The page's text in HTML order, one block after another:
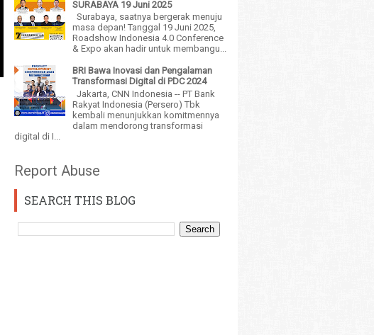
SURABAYA 19 Juni 2025
Surabaya, saatnya bergerak menuju
masa depan! Tanggal 19 Juni 2025,
Roadshow Indonesia 4.0 Conference
& Expo akan hadir untuk membangu...
BRI Bawa Inovasi dan Pengalaman
Transformasi Digital di PDC 2024
Jakarta, CNN Indonesia -- PT Bank
Rakyat Indonesia (Persero) Tbk
kembali menunjukkan komitmennya
dalam mendorong transformasi
digital di I...
Report Abuse
SEARCH THIS BLOG